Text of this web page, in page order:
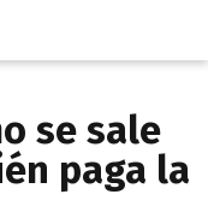
se sale
paga la